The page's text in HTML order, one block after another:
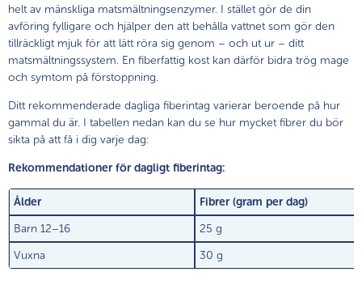
helt av mänskliga matsmältningsenzymer. I stället gör de din
avföring fylligare och hjälper den att behålla vattnet som gör den
tillräckligt mjuk för att lätt röra sig genom – och ut ur – ditt
matsmältningssystem. En fiberfattig kost kan därför bidra trög mage
och symtom på förstoppning.
Ditt rekommenderade dagliga fiberintag varierar beroende på hur
gammal du är. I tabellen nedan kan du se hur mycket fibrer du bör
sikta på att få i dig varje dag:
Rekommendationer för dagligt fiberintag:
Ålder
Fibrer (gram per dag)
Barn 12–16
25 g
Vuxna
30 g